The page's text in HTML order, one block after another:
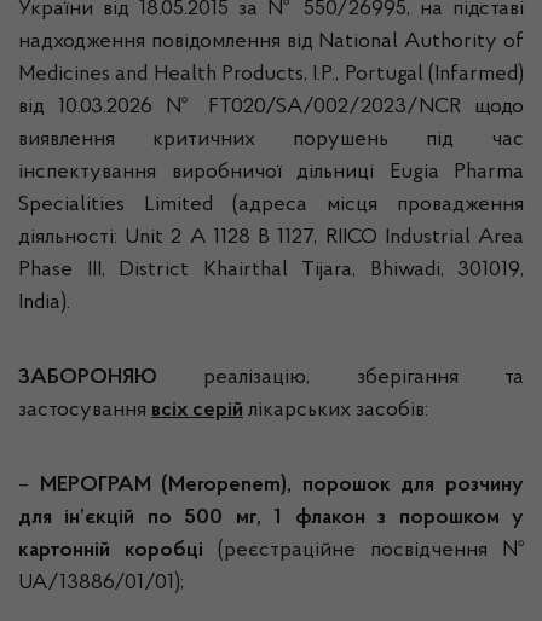
України від 18.05.2015 за № 550/26995, на підставі
надходження повідомлення від National Authority of
Medicines and Health Products, I.P., Portugal (Infarmed)
від 10.03.2026 № FT020/SA/002/2023/NCR щодо
виявлення критичних порушень під час
інспектування виробничої дільниці Eugia Pharma
Specialities Limited (адреса місця провадження
діяльності: Unit 2 A 1128 B 1127, RIICO Industrial Area
Phase III, District Khairthal Tijara, Bhiwadi, 301019,
India).
ЗАБОРОНЯЮ реалізацію, зберігання та
застосування всіх серій лікарських засобів:
– МЕРОГРАМ (Meropenem), порошок для розчину
для ін’єкцій по 500 мг, 1 флакон з порошком у
картонній коробці (реєстраційне посвідчення №
UA/13886/01/01);